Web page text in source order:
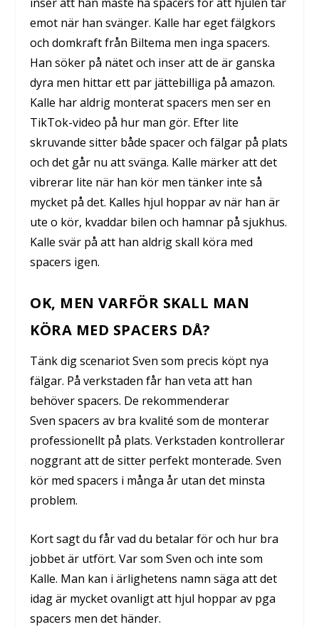
emot när han svänger. Kalle har eget fälgkors
och domkraft från Biltema men inga spacers.
Han söker på nätet och inser att de är ganska
dyra men hittar ett par jättebilliga på amazon.
Kalle har aldrig monterat spacers men ser en
TikTok-video på hur man gör. Efter lite
skruvande sitter både spacer och fälgar på plats
och det går nu att svänga. Kalle märker att det
vibrerar lite när han kör men tänker inte så
mycket på det. Kalles hjul hoppar av när han är
ute o kör, kvaddar bilen och hamnar på sjukhus.
Kalle svär på att han aldrig skall köra med
spacers igen.
OK, MEN VARFÖR SKALL MAN
KÖRA MED SPACERS DÅ?
Tänk dig scenariot Sven som precis köpt nya
fälgar. På verkstaden får han veta att han
behöver spacers. De rekommenderar
Sven spacers av bra kvalité som de monterar
professionellt på plats. Verkstaden kontrollerar
noggrant att de sitter perfekt monterade. Sven
kör med spacers i många år utan det minsta
problem.
Kort sagt du får vad du betalar för och hur bra
jobbet är utfört. Var som Sven och inte som
Kalle. Man kan i ärlighetens namn säga att det
idag är mycket ovanligt att hjul hoppar av pga
spacers men det händer.